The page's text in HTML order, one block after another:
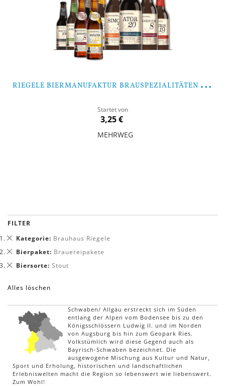
R
IEGELE BIERMANUFAKTUR BRAUSPEZIALITÄTEN MIXPAKET
Startet von
3,25 €
MEHRWEG
FILTER
Kategorie Brauhaus Riegele
Dies
Bierpaket Brauereipakete
Dies
Biersorte Stout
Dies
Alles löschen
Schwaben/ Allgäu erstreckt sich im Süden
entlang der Alpen vom Bodensee bis zu den
Königsschlössern Ludwig II. und im Norden
von Augsburg bis hin zum Geopark Ries.
Volkstümlich wird diese Gegend auch als
Bayrisch-Schwaben bezeichnet. Die
ausgewogene Mischung aus Kultur und Natur,
Sport und Erholung, historischen und landschaftlichen
Erlebniswelten macht die Region so lebenswert wie liebenswert.
Zum Wohl!